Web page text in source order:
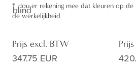
* Hou er rekening mee dat kleuren op de
de werkelijkheid
Prijs excl. BTW
347.75 EUR